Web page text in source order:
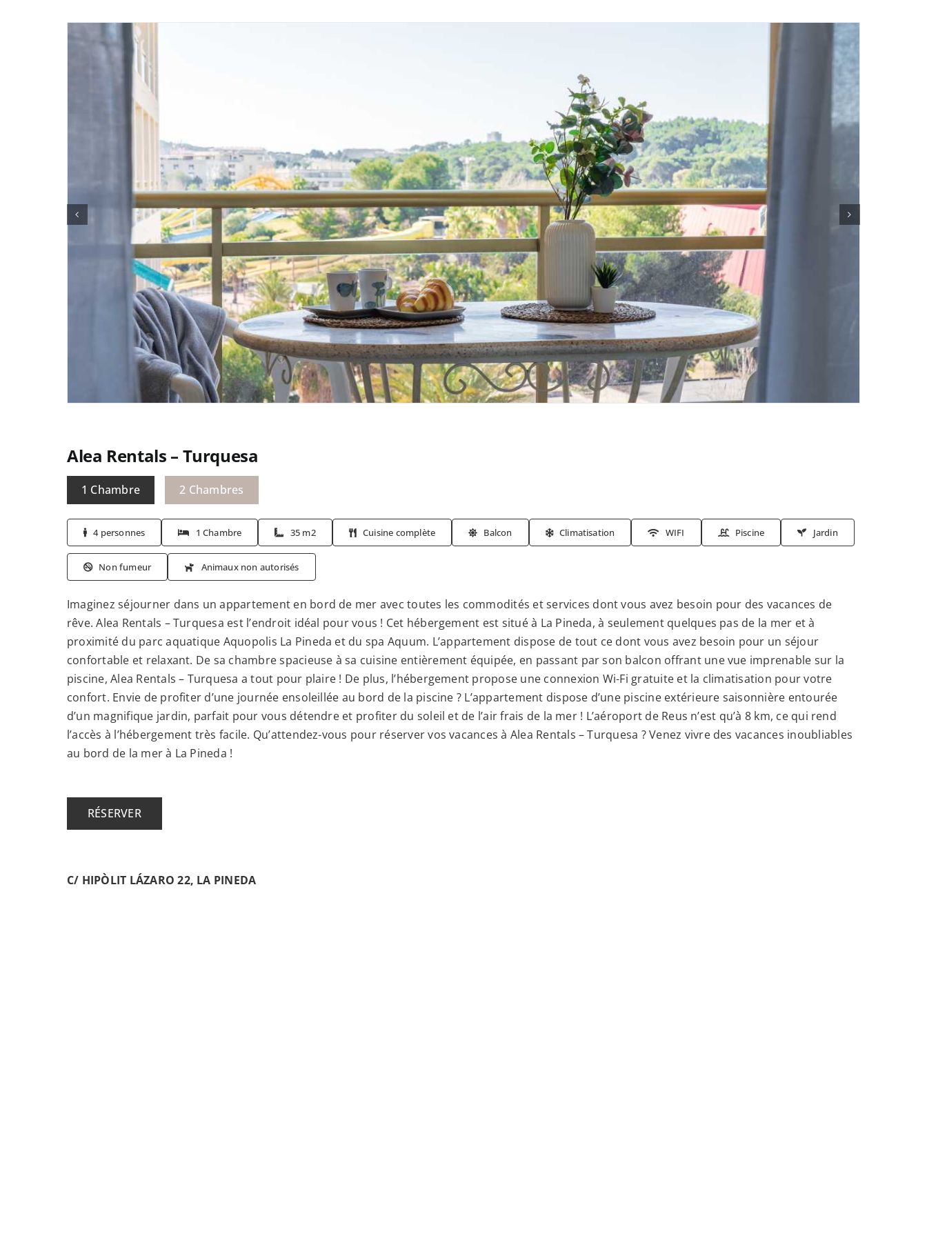
Alea Rentals – Turquesa
1 Chambre 2 Chambres
4 personnes 1 Chambre 35 m2 Cuisine complète Balcon Climatisation WIFI Piscine Jardin
Non fumeur Animaux non autorisés
Imaginez séjourner dans un appartement en bord de mer avec toutes les commodités et services dont vous avez besoin pour des vacances de
rêve. Alea Rentals – Turquesa est l’endroit idéal pour vous ! Cet hébergement est situé à La Pineda, à seulement quelques pas de la mer et à
proximité du parc aquatique Aquopolis La Pineda et du spa Aquum. L’appartement dispose de tout ce dont vous avez besoin pour un séjour
confortable et relaxant. De sa chambre spacieuse à sa cuisine entièrement équipée, en passant par son balcon offrant une vue imprenable sur la
piscine, Alea Rentals – Turquesa a tout pour plaire ! De plus, l’hébergement propose une connexion Wi-Fi gratuite et la climatisation pour votre
confort. Envie de profiter d’une journée ensoleillée au bord de la piscine ? L’appartement dispose d’une piscine extérieure saisonnière entourée
d’un magnifique jardin, parfait pour vous détendre et profiter du soleil et de l’air frais de la mer ! L’aéroport de Reus n’est qu’à 8 km, ce qui rend
l’accès à l’hébergement très facile. Qu’attendez-vous pour réserver vos vacances à Alea Rentals – Turquesa ? Venez vivre des vacances inoubliables
au bord de la mer à La Pineda !
RÉSERVER
C/ HIPÒLIT LÁZARO 22, LA PINEDA